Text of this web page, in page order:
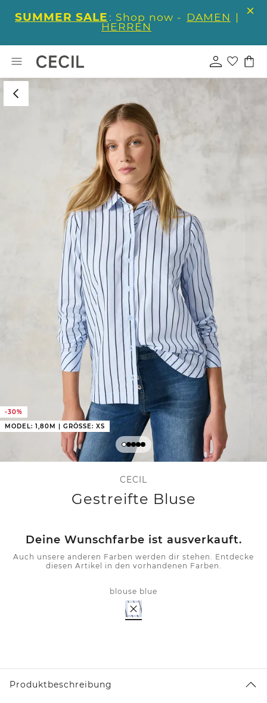
SUMMER SALE : Shop now - DAMEN |
HERREN
-30%
MODEL: 1,80M | GRÖSSE: XS
CECIL
Gestreifte Bluse
Deine Wunschfarbe ist ausverkauft.
Auch unsere anderen Farben werden dir stehen. Entdecke
diesen Artikel in den vorhandenen Farben.
blouse blue
Produktbeschreibung